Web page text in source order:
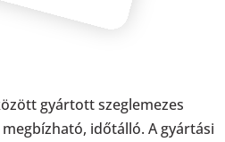
gyártott szeglemezes
időtálló. A gyártási